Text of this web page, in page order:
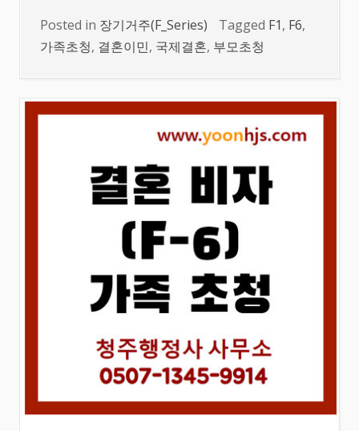
Posted in 장기거주(F_Series) Tagged F1, F6,
가족초청, 결혼이민, 국제결혼, 부모초청